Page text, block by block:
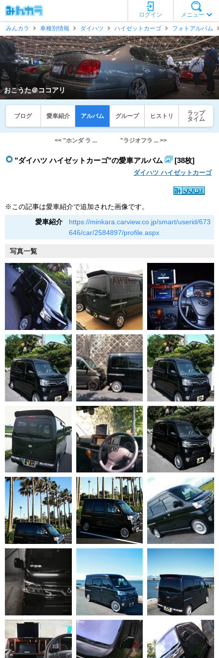
メニュー
ログイン
みんカラ
車種別情報 ダイハツ ハイゼットカーゴ フォトアルバム
おこうた＠ココアリ
ブログ 愛車紹介 アルバム グループ ヒストリ
ラップ
タイム
<< "ホンダ ラ ... "ラジオフラ ... >>
"ダイハツ ハイゼットカーゴ"の愛車アルバム [38枚]
ダイハツ ハイゼットカーゴ
※この記事は愛車紹介で追加された画像です。
愛車紹介
https://minkara.carview.co.jp/smart/userid/673
646/car/2584897/profile.aspx
写真一覧